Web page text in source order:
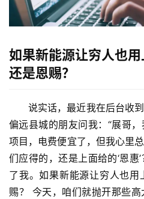
如果新能源让穷人也
还是恩赐？
说实话，最近我在后台收
偏远县城的朋友问我：“展哥
项目，电费便宜了，但我心里
们应得的，还是上面给的‘恩惠
了我。如果新能源让穷人也用
赐？
今天，咱们就抛开那些